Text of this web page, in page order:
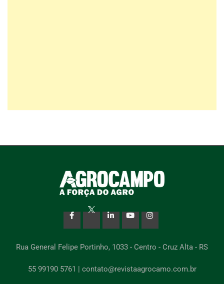
Rua General Felipe Portinho, 1033 - Centro - Cruz Alta - RS
55 99190 5761 | contato@revistaagrocamo.com.br